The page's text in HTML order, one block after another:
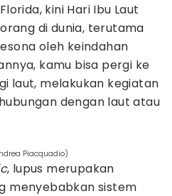
kini Hari Ibu Laut
di dunia, terutama
oleh keindahan
kamu bisa pergi ke
laut, melakukan kegiatan
dengan laut atau
Piacquadio)
, lupus merupakan
menyebabkan sistem